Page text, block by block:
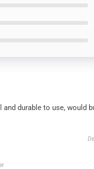
and durable to use, would